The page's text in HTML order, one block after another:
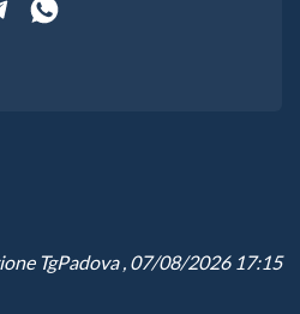
TgPadova, 07/08/2026 17:15